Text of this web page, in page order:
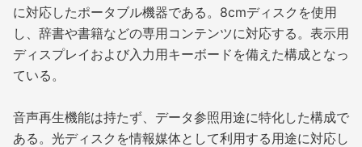
に対応したポータブル機器である。8cmディスクを使用
し、辞書や書籍などの専用コンテンツに対応する。表示用
ディスプレイおよび入力用キーボードを備えた構成となっ
ている。
音声再生機能は持たず、データ参照用途に特化した構成で
ある。光ディスクを情報媒体として利用する用途に対応し